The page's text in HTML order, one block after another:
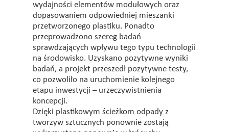
wydajności elementów modułowych oraz
dopasowaniem odpowiedniej mieszanki
przetworzonego plastiku. Ponadto
przeprowadzono szereg badań
sprawdzających wpływu tego typu technologii
na środowisko. Uzyskano pozytywne wyniki
badań, a projekt przeszedł pozytywne testy,
co pozwoliło na uruchomienie kolejnego
etapu inwestycji – urzeczywistnienia
koncepcji.
Dzięki plastikowym ścieżkom odpady z
tworzyw sztucznych ponownie zostają